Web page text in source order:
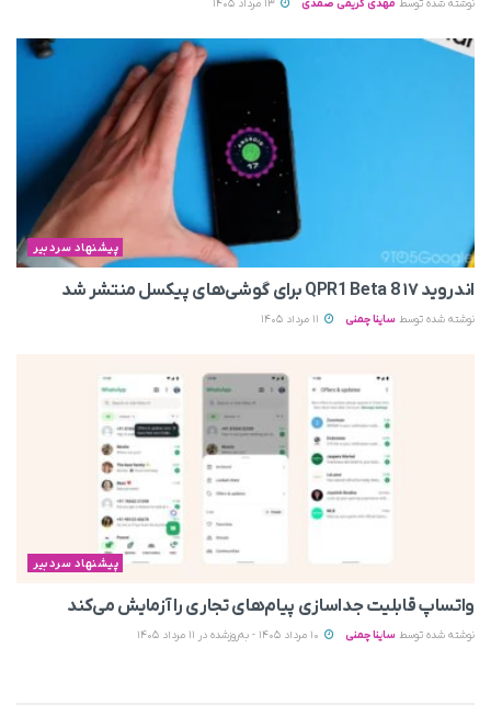
نوشته شده توسط مهدی کریمی صمدی
پیشنهاد سردبیر
اندروید ۱۷ QPR1 Beta 8 برای گوشی‌های پیکسل منتشر شد
نوشته شده توسط ساینا چمنی
پیشنهاد سردبیر
واتساپ قابلیت جداسازی پیام‌های تجاری را آزمایش می‌کند
نوشته شده توسط ساینا چمنی